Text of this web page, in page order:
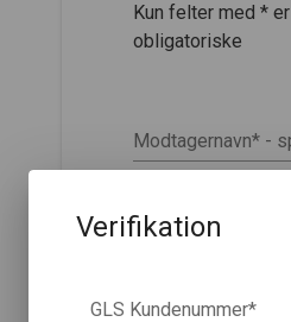
Kun felter med * er
obligatoriske
Verifikation
GLS Kundenummer*